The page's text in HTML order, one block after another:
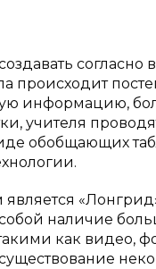
происходит
информацию,
учителя
обобщающих
наличие
как видео,